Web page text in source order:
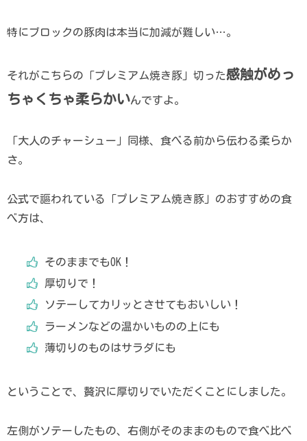
特にブロックの豚肉は本当に加減が難しい…。
それがこちらの「プレミアム焼き豚」切った感触がめっ
ちゃくちゃ柔らかいんですよ。
「大人のチャーシュー」同様、食べる前から伝わる柔らか
さ。
公式で謳われている「プレミアム焼き豚」のおすすめの食
べ方は、
そのままでもOK！
厚切りで！
ソテーしてカリッとさせてもおいしい！
ラーメンなどの温かいものの上にも
薄切りのものはサラダにも
ということで、贅沢に厚切りでいただくことにしました。
左側がソテーしたもの、右側がそのままのもので食べ比べ